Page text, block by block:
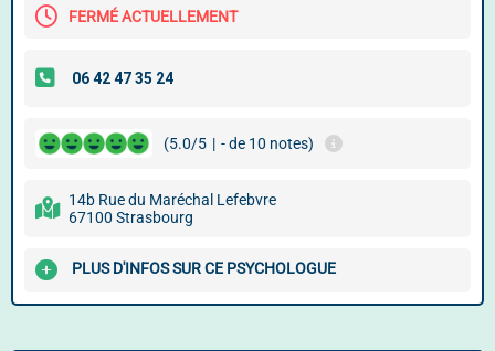
FERMÉ ACTUELLEMENT
(5.0/5 | - de 10 notes)
14b Rue du Maréchal Lefebvre
67100 Strasbourg
PLUS D'INFOS SUR CE PSYCHOLOGUE